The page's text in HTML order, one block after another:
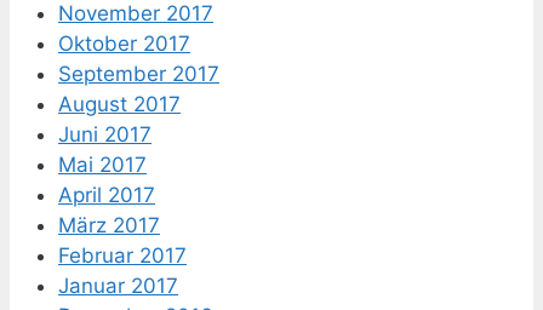
November 2017
Oktober 2017
September 2017
August 2017
Juni 2017
Mai 2017
April 2017
März 2017
Februar 2017
Januar 2017